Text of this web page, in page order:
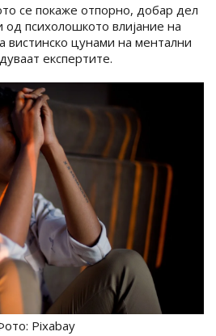
се покаже отпорно, добар дел
од психолошкото влијание на
вистинско цунами на ментални
експертите.
Pixabay